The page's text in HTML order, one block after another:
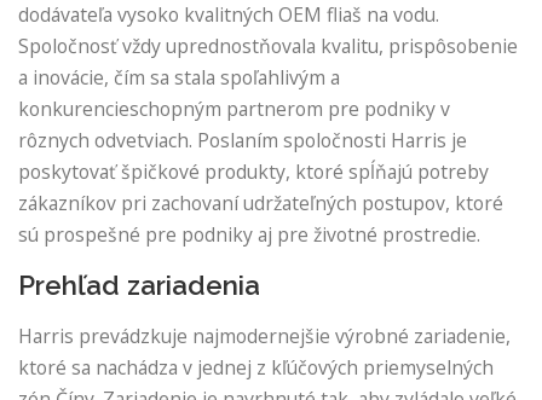
dodávateľa vysoko kvalitných OEM fliaš na vodu.
Spoločnosť vždy uprednostňovala kvalitu, prispôsobenie
a inovácie, čím sa stala spoľahlivým a
konkurencieschopným partnerom pre podniky v
rôznych odvetviach. Poslaním spoločnosti Harris je
poskytovať špičkové produkty, ktoré spĺňajú potreby
zákazníkov pri zachovaní udržateľných postupov, ktoré
sú prospešné pre podniky aj pre životné prostredie.
Prehľad zariadenia
Harris prevádzkuje najmodernejšie výrobné zariadenie,
ktoré sa nachádza v jednej z kľúčových priemyselných